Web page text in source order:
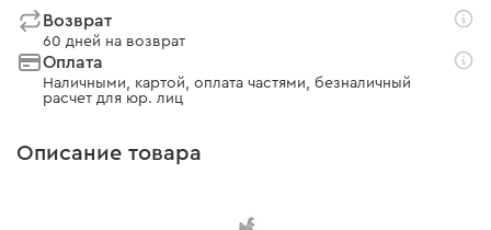
Возврат
60 дней на возврат
Оплата
Наличными, картой, оплата частями, безналичный
расчет для юр. лиц
Описание товара